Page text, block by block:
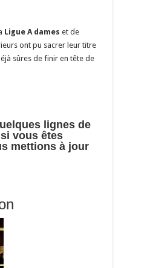
Ligue A dames et de
ont pu sacrer leur titre
sûres de finir en tête de
lignes de
vous êtes
mettions à jour